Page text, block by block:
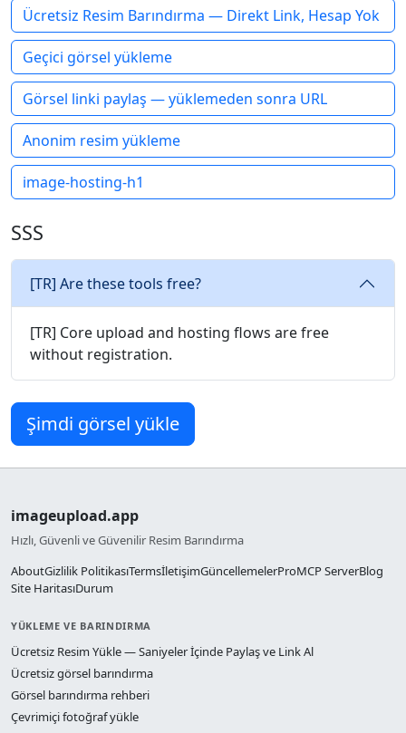
Ücretsiz Resim Barındırma — Direkt Link, Hesap Yok
Geçici görsel yükleme
Görsel linki paylaş — yüklemeden sonra URL
Anonim resim yükleme
image-hosting-h1
SSS
[TR] Are these tools free?
[TR] Core upload and hosting flows are free
without registration.
Şimdi görsel yükle
imageupload.app
Hızlı, Güvenli ve Güvenilir Resim Barındırma
AboutGizlilik PolitikasıTermsİletişimGüncellemelerProMCP ServerBlog
Site HaritasıDurum
YÜKLEME VE BARINDIRMA
Ücretsiz Resim Yükle — Saniyeler İçinde Paylaş ve Link Al
Ücretsiz görsel barındırma
Görsel barındırma rehberi
Çevrimiçi fotoğraf yükle